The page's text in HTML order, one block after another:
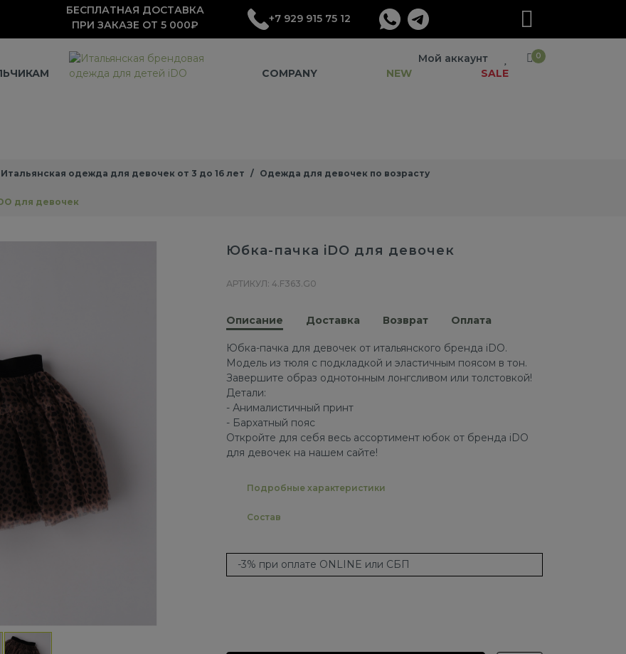
БЕСПЛАТНАЯ ДОСТАВКА
ПРИ ЗАКАЗЕ ОТ 5 000₽
+7 929 915 75 12
Мой аккаунт 0
COMPANY NEW SALE
Итальянская одежда для девочек от 3 до 16 лет Одежда для девочек по возрасту
для девочек
Юбка-пачка iDO для девочек
АРТИКУЛ: 4.F363.G0
Описание Доставка Возврат Оплата
Юбка-пачка для девочек от итальянского бренда iDO.
Модель из тюля с подкладкой и эластичным поясом в тон.
Завершите образ однотонным лонгсливом или толстовкой!
Детали:
- Анималистичный принт
- Бархатный пояс
Откройте для себя весь ассортимент юбок от бренда iDO
для девочек на нашем сайте!
Подробные характеристики
Состав
-3% при оплате ONLINE или СБП